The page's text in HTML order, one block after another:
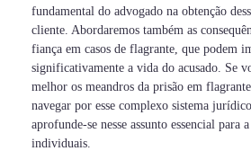
fundamental do advogado na obtenção
cliente. Abordaremos também as
fiança em casos de flagrante, que podem
significativamente a vida do acusado. Se
melhor os meandros da prisão em
navegar por esse complexo sistema
aprofunde-se nesse assunto essencial para
individuais.